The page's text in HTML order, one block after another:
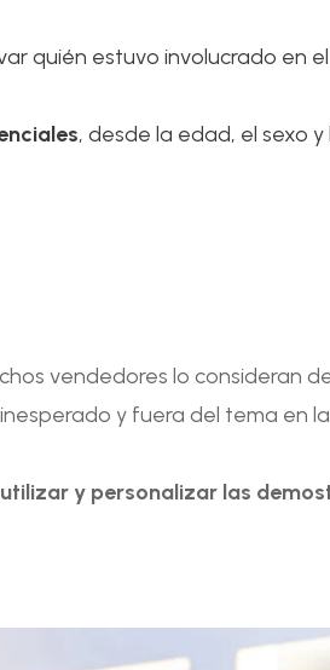
quién estuvo involucrado en
, desde la edad, el sexo
vendedores lo consideran
y fuera del tema en
y personalizar las